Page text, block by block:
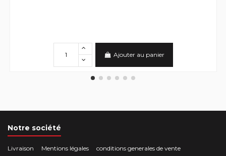
Ajouter au panier
Notre société
Livraison Mentions légales
conditions generales de vente